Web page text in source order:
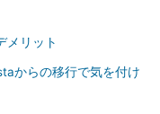
メリット
からの移行で気を付け